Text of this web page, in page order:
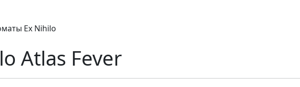
Ex Nihilo
Atlas Fever